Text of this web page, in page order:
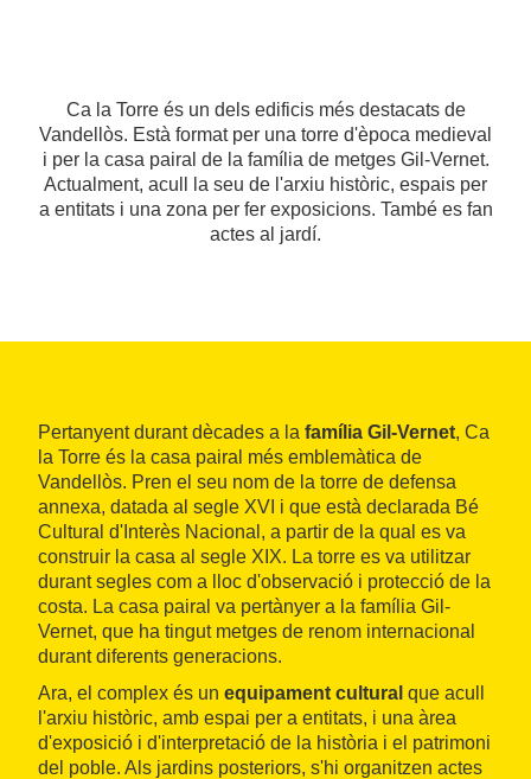
Ca la Torre és un dels edificis més destacats de
Vandellòs. Està format per una torre d'època medieval
i per la casa pairal de la família de metges Gil-Vernet.
Actualment, acull la seu de l'arxiu històric, espais per
a entitats i una zona per fer exposicions. També es fan
actes al jardí.
Pertanyent durant dècades a la família Gil-Vernet, Ca
la Torre és la casa pairal més emblemàtica de
Vandellòs. Pren el seu nom de la torre de defensa
annexa, datada al segle XVI i que està declarada Bé
Cultural d'Interès Nacional, a partir de la qual es va
construir la casa al segle XIX. La torre es va utilitzar
durant segles com a lloc d'observació i protecció de la
costa. La casa pairal va pertànyer a la família Gil-
Vernet, que ha tingut metges de renom internacional
durant diferents generacions.
Ara, el complex és un equipament cultural que acull
l'arxiu històric, amb espai per a entitats, i una àrea
d'exposició i d'interpretació de la història i el patrimoni
del poble. Als jardins posteriors, s'hi organitzen actes